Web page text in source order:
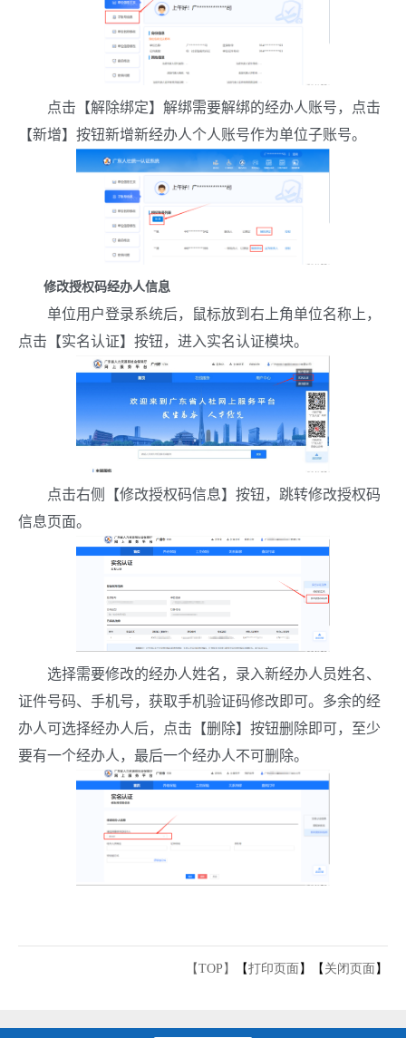
点击【解除绑定】解绑需要解绑的经办人账号，点击
【新增】按钮新增新经办人个人账号作为单位子账号。
修改授权码经办人信息
单位用户登录系统后，鼠标放到右上角单位名称上，
点击【实名认证】按钮，进入实名认证模块。
点击右侧【修改授权码信息】按钮，跳转修改授权码
信息页面。
选择需要修改的经办人姓名，录入新经办人员姓名、
证件号码、手机号，获取手机验证码修改即可。多余的经
办人可选择经办人后，点击【删除】按钮删除即可，至少
要有一个经办人，最后一个经办人不可删除。
【TOP】 【打印页面 】【 关闭页面 】